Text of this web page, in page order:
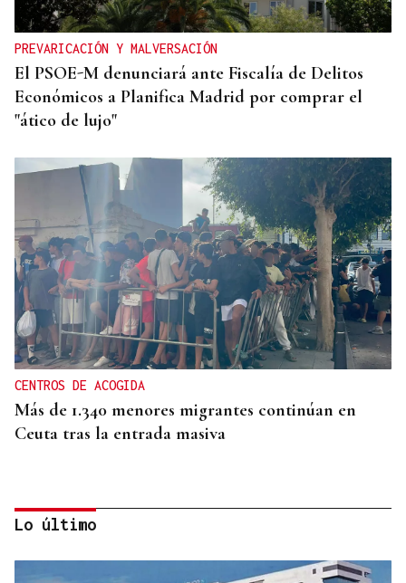
PREVARICACIÓN Y MALVERSACIÓN
El PSOE-M denunciará ante Fiscalía de Delitos
Económicos a Planifica Madrid por comprar el
"ático de lujo"
CENTROS DE ACOGIDA
Más de 1.340 menores migrantes continúan en
Ceuta tras la entrada masiva
Lo último